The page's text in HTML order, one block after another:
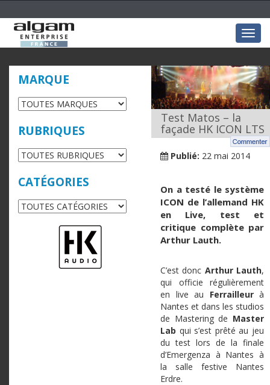
MARQUE
RUBRIQUES
CATÉGORIES
Test Matos – la
façade HK ICON LTS
Publié: 22 mai 2014
On a testé le système
ICON de l’allemand HK
en Live, test et
critique complète par
Arthur Lauth.
C’est donc Arthur Lauth,
qui officie régulièrement
en live au Ferrailleurà
Nantes et dans les studios
de Mastering de Master
Lab qui s’est prêté au jeu
du test lors de la finale
d’Emergenza à Nantes à
la salle festive Nantes
Erdre.